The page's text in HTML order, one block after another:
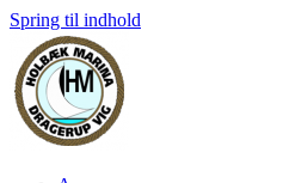
Spring til indhold